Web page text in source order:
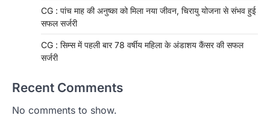
CG : पांच माह की अनुष्का को मिला नया जीवन, चिरायु योजना से संभव हुई
सफल सर्जरी
CG : सिम्स में पहली बार 78 वर्षीय महिला के अंडाशय कैंसर की सफल
सर्जरी
Recent Comments
No comments to show.